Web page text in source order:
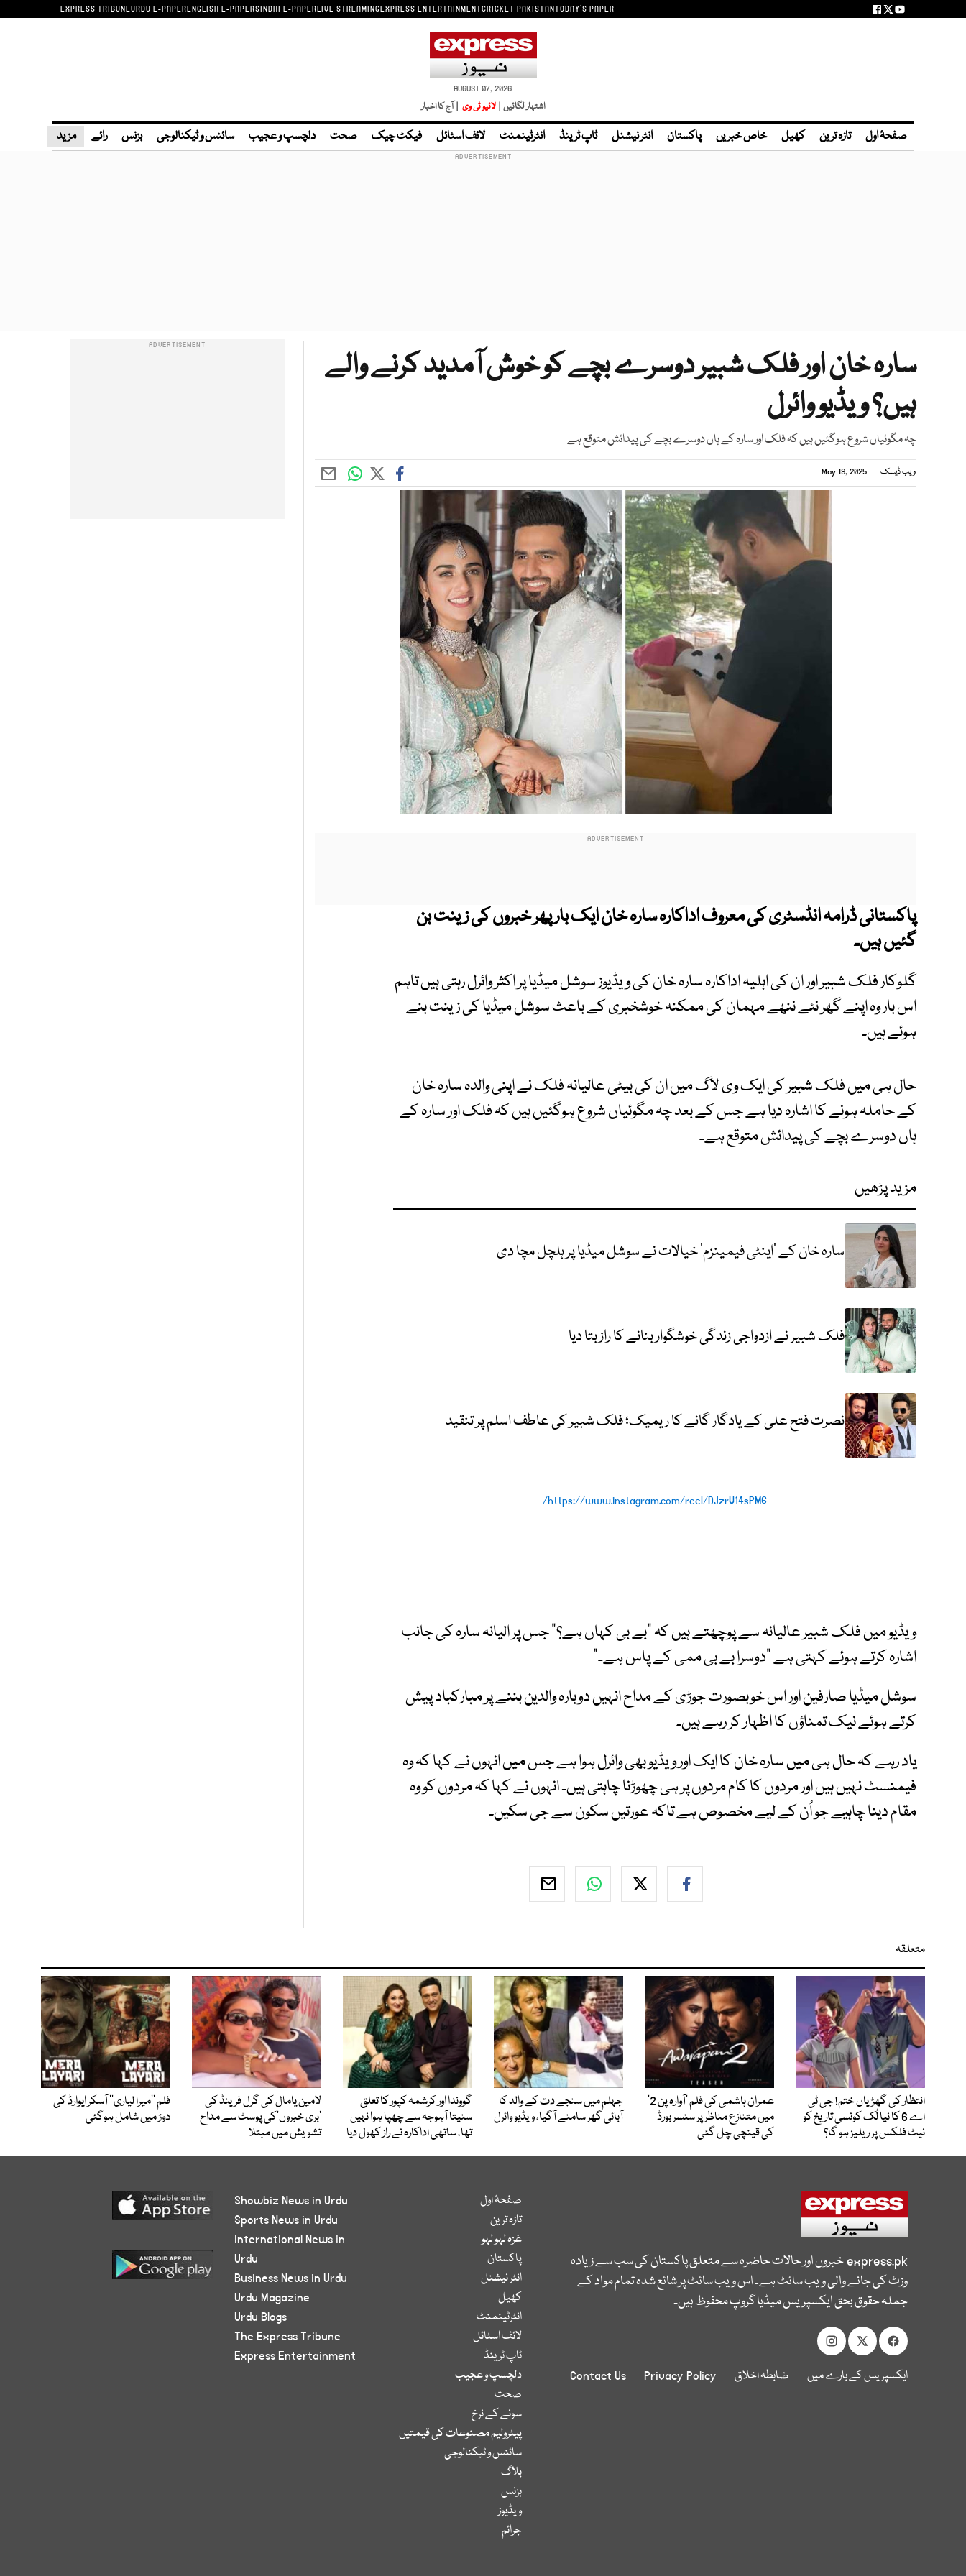
EXPRESS TRIBUNEURDU E-PAPERENGLISH E-PAPERSINDHI E-PAPERLIVE STREAMINGEXPRESS ENTERTAINMENTCRICKET PAKISTANTODAY'S PAPER
AUGUST 07, 2026
اشتہار لگائیں | لائیو ٹی وی | آج کا اخبار
صفحۂ اول تازہ ترین کھیل خاص خبریں پاکستان انٹر نیشنل ٹاپ ٹرینڈ انٹرٹینمنٹ لائف اسٹائل فیکٹ چیک صحت دلچسپ و عجیب سائنس و ٹیکنالوجی بزنس رائے مزید
سارہ خان اور فلک شبیر دوسرے بچے کو خوش آمدید کرنے والے
ہیں؟ ویڈیو وائرل
چہ مگوئیاں شروع ہوگئیں ہیں کہ فلک اور سارہ کے ہاں دوسرے بچے کی پیدائش متوقع ہے
ویب ڈیسک May 19, 2025
پاکستانی ڈرامہ انڈسٹری کی معروف اداکارہ سارہ خان ایک بار پھر خبروں کی زینت بن
گئیں ہیں۔
گلوکار فلک شبیر اور ان کی اہلیہ اداکارہ سارہ خان کی ویڈیوز سوشل میڈیا پر اکثر وائرل رہتی ہیں تاہم
اس بار وہ اپنے گھر نئے ننھے مہمان کی ممکنہ خوشخبری کے باعث سوشل میڈیا کی زینت بنے
ہوئے ہیں۔
حال ہی میں فلک شبیر کی ایک وی لاگ میں ان کی بیٹی عالیانہ فلک نے اپنی والدہ سارہ خان
کے حاملہ ہونے کا اشارہ دیا ہے جس کے بعد چہ مگوئیاں شروع ہوگئیں ہیں کہ فلک اور سارہ کے
ہاں دوسرے بچے کی پیدائش متوقع ہے۔
مزید پڑھیں
سارہ خان کے ’اینٹی فیمینزم‘ خیالات نے سوشل میڈیا پر ہلچل مچا دی
فلک شبیر نے ازدواجی زندگی خوشگوار بنانے کا راز بتا دیا
نصرت فتح علی کے یادگار گانے کا ریمیک؛ فلک شبیر کی عاطف اسلم پر تنقید
https://www.instagram.com/reel/DJzrV14sPM6/
ویڈیو میں فلک شبیر عالیانہ سے پوچھتے ہیں کہ "بے بی کہاں ہے؟" جس پر الیانہ سارہ کی جانب
اشارہ کرتے ہوئے کہتی ہے "دوسرا بے بی ممی کے پاس ہے۔"
سوشل میڈیا صارفین اور اس خوبصورت جوڑی کے مداح انہیں دوبارہ والدین بننے پر مبارکباد پیش
کرتے ہوئے نیک تمناؤں کا اظہار کر رہے ہیں۔
یاد رہے کہ حال ہی میں سارہ خان کا ایک اور ویڈیو بھی وائرل ہوا ہے جس میں انہوں نے کہا کہ وہ
فیمنسٹ نہیں ہیں اور مردوں کا کام مردوں پر ہی چھوڑنا چاہتی ہیں۔ انہوں نے کہا کہ مردوں کو وہ
مقام دینا چاہیے جو اُن کے لیے مخصوص ہے تاکہ عورتیں سکون سے جی سکیں۔
متعلقہ
انتظار کی گھڑیاں ختم! جی ٹی
اے 6 کا نیا لُک کونسی تاریخ کو
نیٹ فلکس پر ریلیز ہو گا؟
عمران ہاشمی کی فلم ’آوارہ پن 2‘
میں متنازع مناظر پر سنسر بورڈ
کی قینچی چل گئی
جہلم میں سنجے دت کے والد کا
آبائی گھر سامنے آگیا، ویڈیو وائرل
گووندا اور کرشمہ کپور کا تعلق
سنیتا آہوجہ سے چھپا ہوا نہیں
تھا، ساتھی اداکارہ نے راز کھول دیا
لامین یامال کی گرل فرینڈ کی
’بری خبروں‘کی پوسٹ سے مداح
تشویش میں مبتلا
فلم ’’میرا لیاری‘‘ آسکر ایوارڈ کی
دوڑ میں شامل ہوگئی
express.pkخبروں اور حالات حاضرہ سے متعلق پاکستان کی سب سے زیادہ
وزٹ کی جانے والی ویب سائٹ ہے۔ اس ویب سائٹ پر شائع شدہ تمام مواد کے
جملہ حقوق بحق ایکسپریس میڈیا گروپ محفوظ ہیں۔
ایکسپریس کے بارے میں ضابطہ اخلاق Privacy Policy
Contact Us
صفحۂ اول
تازہ ترین
غزہ لہو لہو
پاکستان
انٹر نیشنل
کھیل
انٹرٹینمنٹ
لائف اسٹائل
ٹاپ ٹرینڈ
دلچسپ و عجیب
صحت
سونے کے نرخ
پیٹرولیم مصنوعات کی قیمتیں
سائنس و ٹیکنالوجی
بلاگ
بزنس
ویڈیوز
جرائم
Showbiz News in Urdu
Sports News in Urdu
International News in
Urdu
Business News in Urdu
Urdu Magazine
Urdu Blogs
The Express Tribune
Express Entertainment